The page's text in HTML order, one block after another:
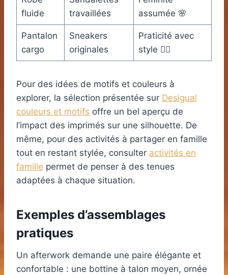
fluide
travaillées
assumée 🌸
Pantalon
cargo
Sneakers
originales
Praticité avec
style 🚶‍♀️
Pour des idées de motifs et couleurs à
explorer, la sélection présentée sur Desigual
couleurs et motifs offre un bel aperçu de
l’impact des imprimés sur une silhouette. De
même, pour des activités à partager en famille
tout en restant stylée, consulter activités en
famille permet de penser à des tenues
adaptées à chaque situation.
Exemples d’assemblages
pratiques
Un afterwork demande une paire élégante et
confortable : une bottine à talon moyen, ornée